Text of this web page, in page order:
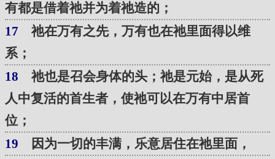
有都是借着祂并为着祂造的；
17 祂在万有之先，万有也在祂里面得以维
系；
18 祂也是召会身体的头；祂是元始，是从死
人中复活的首生者，使祂可以在万有中居首
位；
19 因为一切的丰满，乐意居住在祂里面，